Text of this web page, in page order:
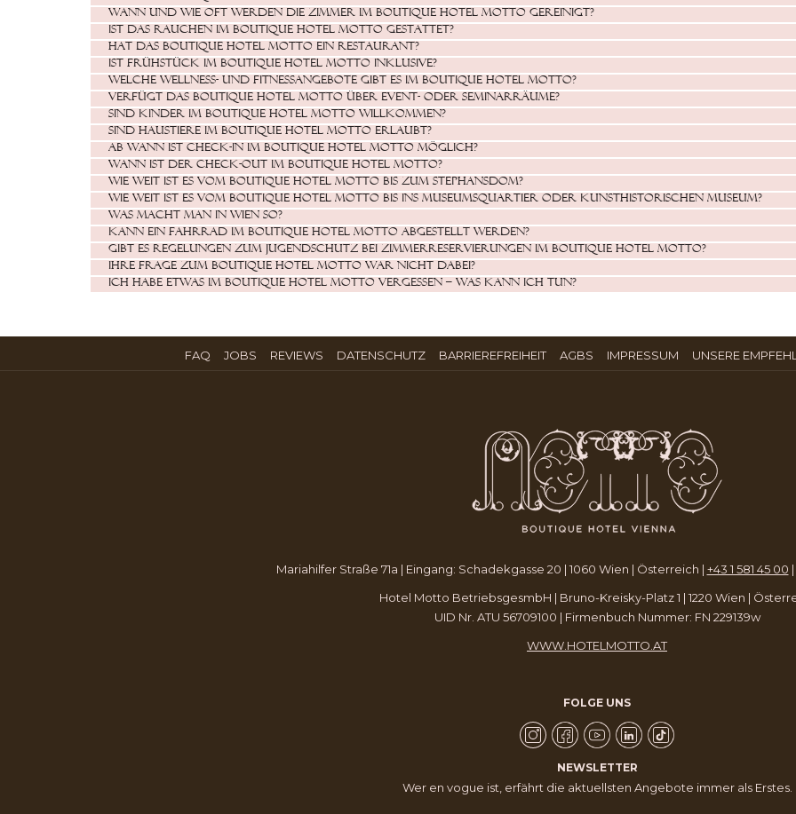
Wann und wie oft werden die Zimmer im Boutique Hotel MOTTO gereinigt?
Ist das Rauchen im Boutique Hotel MOTTO gestattet?
Hat das Boutique Hotel MOTTO ein Restaurant?
Ist Frühstück im Boutique Hotel MOTTO inklusive?
Welche Wellness- und Fitnessangebote gibt es im Boutique Hotel MOTTO?
Verfügt das Boutique Hotel MOTTO über Event- oder Seminarräume?
Sind Kinder im Boutique Hotel MOTTO willkommen?
Sind Haustiere im Boutique Hotel MOTTO erlaubt?
Ab wann ist Check-In im Boutique Hotel MOTTO möglich?
Wann ist der Check-out im Boutique Hotel MOTTO?
Wie weit ist es vom Boutique Hotel MOTTO bis zum Stephansdom?
Wie weit ist es vom Boutique Hotel MOTTO bis ins MuseumsQuartier oder Kunsthistorischen Museum?
Was macht man in Wien so?
Kann ein Fahrrad im Boutique Hotel MOTTO abgestellt werden?
Gibt es Regelungen zum Jugendschutz bei Zimmerreservierungen im Boutique Hotel MOTTO?
Ihre Frage zum Boutique Hotel MOTTO war nicht dabei?
Ich habe etwas im Boutique Hotel MOTTO vergessen – was kann ich tun?
FAQ ÖFFNET
JOBS ÖFFNET
REVIEWS ÖFFNET
DATENSCHUTZÖFFNET
BARRIEREFREIHEIT AGBS ÖFFNET
FENSTER
IMPRESSUM ÖFFNET
FENSTER
UNSERE
Mariahilfer Straße 71a | Eingang: Schadekgasse 20 | 1060 Wien | Österreich | +43 1 581 45 00 |
Hotel Motto BetriebsgesmbH | Bruno-Kreisky-Platz 1 | 1220 Wien |
UID Nr. ATU 56709100 | Firmenbuch Nummer: FN 229139w
WWW.HOTELMOTTO.AT
FOLGE UNS
NEWSLETTER
Wer en vogue ist, erfährt die aktuellsten Angebote immer als Erstes.